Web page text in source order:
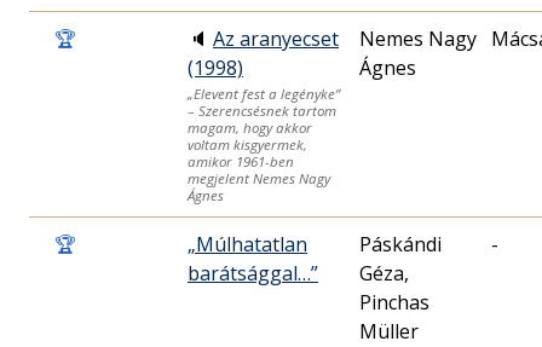
🏆 🔈 Az aranyecset
(1998)
„Elevent fest a legényke”
– Szerencsésnek tartom
magam, hogy akkor
voltam kisgyermek,
amikor 1961-ben
megjelent Nemes Nagy
Ágnes
Nemes Nagy
Ágnes
🏆
„Múlhatatlan
barátsággal…”
Páskándi
Géza,
Pinchas
Müller
-